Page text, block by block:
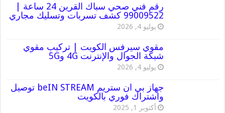
رقم فني صحي سباك القرين 24 ساعة |
99009522 كشف تسربات وتسليك مجاري
يوليو 4, 2026
مقوي سيرفس الكويت | تركيب مقوي
شبكة الجوال والإنترنت 4G و5G
يوليو 4, 2026
جهاز بي ان ستريم beIN STREAM توصيل
واشتراك فوري بالكويت
أكتوبر 1, 2025